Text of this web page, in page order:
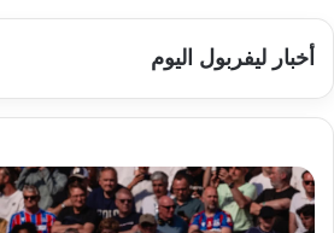
أخبار ليفربول اليوم